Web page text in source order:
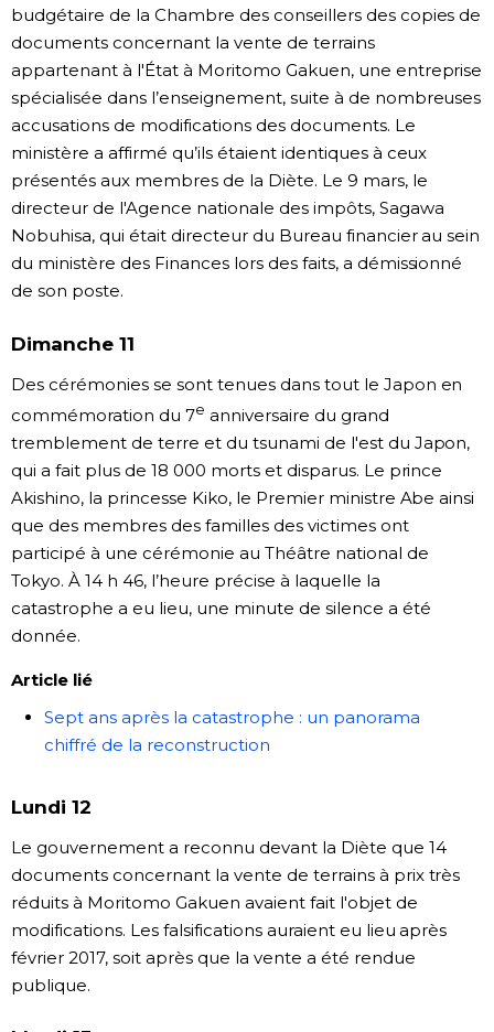
budgétaire de la Chambre des conseillers des copies de
documents concernant la vente de terrains
appartenant à l'État à Moritomo Gakuen, une entreprise
spécialisée dans l’enseignement, suite à de nombreuses
accusations de modifications des documents. Le
ministère a affirmé qu’ils étaient identiques à ceux
présentés aux membres de la Diète. Le 9 mars, le
directeur de l'Agence nationale des impôts, Sagawa
Nobuhisa, qui était directeur du Bureau financier au sein
du ministère des Finances lors des faits, a démissionné
de son poste.
Dimanche 11
Des cérémonies se sont tenues dans tout le Japon en
commémoration du 7e anniversaire du grand
tremblement de terre et du tsunami de l'est du Japon,
qui a fait plus de 18 000 morts et disparus. Le prince
Akishino, la princesse Kiko, le Premier ministre Abe ainsi
que des membres des familles des victimes ont
participé à une cérémonie au Théâtre national de
Tokyo. À 14 h 46, l’heure précise à laquelle la
catastrophe a eu lieu, une minute de silence a été
donnée.
Article lié
Sept ans après la catastrophe : un panorama
chiffré de la reconstruction
Lundi 12
Le gouvernement a reconnu devant la Diète que 14
documents concernant la vente de terrains à prix très
réduits à Moritomo Gakuen avaient fait l'objet de
modifications. Les falsifications auraient eu lieu après
février 2017, soit après que la vente a été rendue
publique.